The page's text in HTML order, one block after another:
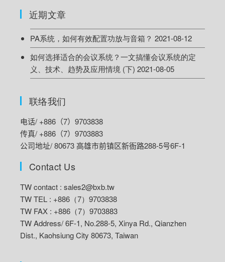
近期文章
PA系统，如何有效配置功放与音箱？ 2021-08-12
如何选择适合的会议系统？一文搞懂会议系统的定
义、技术、趋势及应用情境 (下) 2021-08-05
联络我们
电话/ +886（7）9703838
传真/ +886（7）9703883
公司地址/ 80673 高雄市前镇区新衙路288-5号6F-1
Contact Us
TW contact : sales2@bxb.tw
TW TEL : +886（7）9703838
TW FAX : +886（7）9703883
TW Address/6F-1, No.288-5, Xinya Rd., Qianzhen
Dist., Kaohsiung City 80673, Taiwan